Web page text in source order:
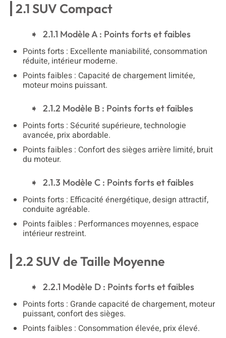
2.1 SUV Compact
2.1.1 Modèle A : Points forts et faibles
Points forts : Excellente maniabilité, consommation
réduite, intérieur moderne.
Points faibles : Capacité de chargement limitée,
moteur moins puissant.
2.1.2 Modèle B : Points forts et faibles
Points forts : Sécurité supérieure, technologie
avancée, prix abordable.
Points faibles : Confort des sièges arrière limité, bruit
du moteur.
2.1.3 Modèle C : Points forts et faibles
Points forts : Efficacité énergétique, design attractif,
conduite agréable.
Points faibles : Performances moyennes, espace
intérieur restreint.
2.2 SUV de Taille Moyenne
2.2.1 Modèle D : Points forts et faibles
Points forts : Grande capacité de chargement, moteur
puissant, confort des sièges.
Points faibles : Consommation élevée, prix élevé.